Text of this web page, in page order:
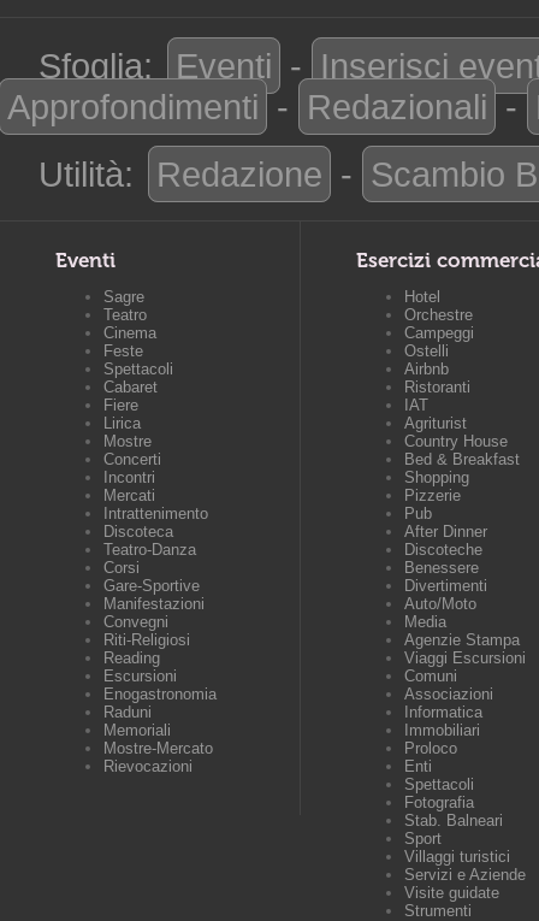
Sfoglia: Eventi - Inserisci
Approfondimenti - Redazionali -
Utilità:
Redazione - Scambio
Eventi
Sagre
Teatro
Cinema
Feste
Spettacoli
Cabaret
Fiere
Lirica
Mostre
Concerti
Incontri
Mercati
Intrattenimento
Discoteca
Teatro-Danza
Corsi
Gare-Sportive
Manifestazioni
Convegni
Riti-Religiosi
Reading
Escursioni
Enogastronomia
Raduni
Memoriali
Mostre-Mercato
Rievocazioni
Esercizi
Hotel
Orchestre
Campeggi
Ostelli
Airbnb
Ristoranti
IAT
Agriturist
Country House
Bed & Breakfast
Shopping
Pizzerie
Pub
After Dinner
Discoteche
Benessere
Divertimenti
Auto/Moto
Media
Agenzie Stampa
Viaggi Escursioni
Comuni
Associazioni
Informatica
Immobiliari
Proloco
Enti
Spettacoli
Fotografia
Stab. Balneari
Sport
Villaggi turistici
Servizi e Aziende
Visite guidate
Strumenti